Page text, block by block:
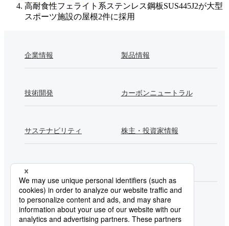
高耐食性フェライト系ステンレス鋼板SUS445J2が大型
スポーツ施設の屋根2件に採用
企業情報 製品情報
技術開発 カーボンニュートラル
サステナビリティ 株主・投資家情報
採用情報
製鉄所一覧